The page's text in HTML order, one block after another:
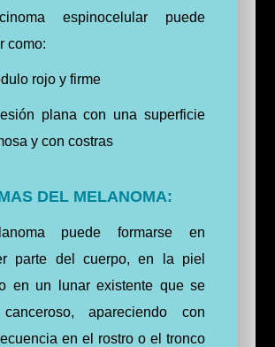
espinocelular puede
como:
rojo y firme
plana con una superficie
y con costras
DEL MELANOMA:
puede formarse en
parte del cuerpo, en la piel
en un lunar existente que se
canceroso,apareciendo con
en el rostro o el tronco